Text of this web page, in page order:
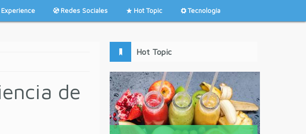
Redes Sociales Hot Topic Tecnología
de
Hot Topic